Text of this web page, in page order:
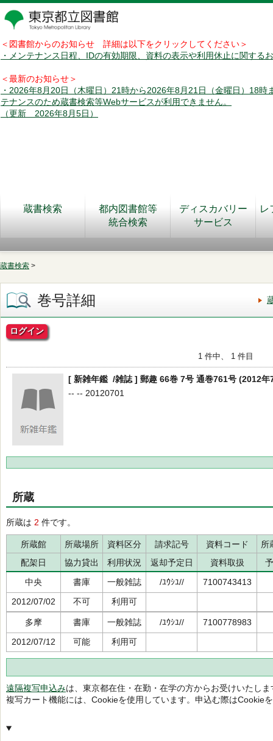
＜図書館からのお知らせ 詳細は以下をクリックしてください＞
・メンテナンス日程、IDの有効期限、資料の表示や利用休止に関する
＜最新のお知らせ＞
・2026年8月20日（木曜日）21時から2026年8月21日（金曜日）18時
テナンスのため蔵書検索等Webサービスが利用できません。
（更新 2026年8月5日）
蔵書検索
都内図書館等
統合検索
ディスカバリー
サービス
レ
蔵書検索 >
巻号詳細
ログイン
1 件中、 1 件目
[ 新雑年鑑 /雑誌 ] 郵趣 66巻 7号 通巻761号 (2012年
-- -- 20120701
所蔵
所蔵は 2 件です。
所蔵館 所蔵場所 資料区分 請求記号 資料コード
所
配架日
協力貸出 利用状況 返却予定日 資料取扱
中央
書庫 一般雑誌 /ﾕｳｼﾕ//
7100743413
2012/07/02
不可 利用可
多摩 書庫 一般雑誌 /ﾕｳｼﾕ//
7100778983
2012/07/12
可能 利用可
遠隔複写申込みは、東京都在住・在勤・在学の方からお受けいたしま
複写カート機能には、Cookieを使用しています。申込む際はCookie